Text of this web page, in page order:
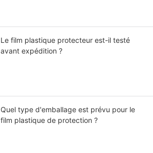
Le film plastique protecteur est-il testé
avant expédition ?
Quel type d'emballage est prévu pour le
film plastique de protection ?